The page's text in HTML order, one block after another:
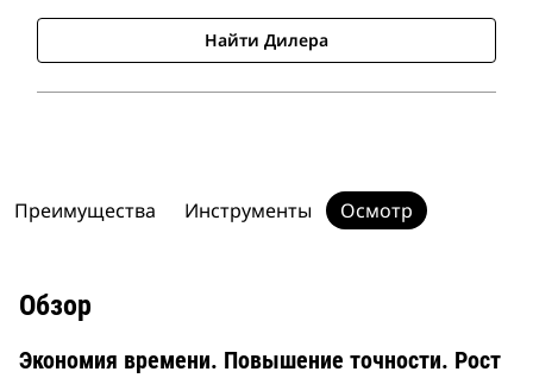
Найти Дилера
Преимущества Инструменты Осмотр
Обзор
Экономия времени. Повышение точности. Рост